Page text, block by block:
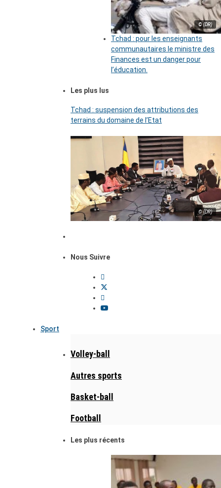
© (DR)
Tchad : pour les enseignants
communautaires le ministre des
Finances est un danger pour
l’éducation.
Les plus lus
Tchad : suspension des attributions des
terrains du domaine de l’Etat
© (DR)
Nous Suivre
Sport
Volley-ball
Autres sports
Basket-ball
Football
Les plus récents